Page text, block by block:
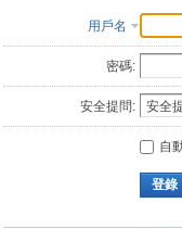
用戶名
密碼:
安全提問:
自
登錄